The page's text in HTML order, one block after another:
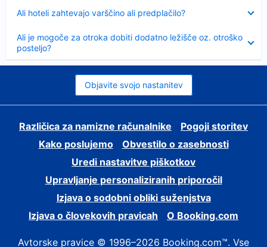
Ali hoteli zahtevajo varščino ali predplačilo?
Ali je mogoče za otroka dobiti dodatno ležišče oz. otroško
posteljo?
Objavite svojo nastanitev
Različica za namizne računalnike
Pogoji storitev
Kako poslujemo
Obvestilo o zasebnosti
Uredi nastavitve piškotkov
Upravljanje personaliziranih priporočil
Izjava o sodobni obliki suženjstva
Izjava o človekovih pravicah
O Booking.com
Avtorske pravice © 1996–2026 Booking.com™. Vse